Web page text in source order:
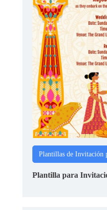
Plantillas de Invitación
Plantilla para